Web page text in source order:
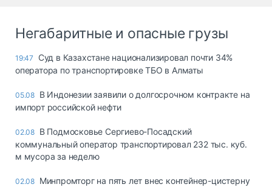
Негабаритные и опасные грузы
19:47
Суд в Казахстане национализировал почти 34%
оператора по транспортировке ТБО в Алматы
05.08 В Индонезии заявили о долгосрочном контракте на
импорт российской нефти
02.08 В Подмосковье Сергиево-Посадский
коммунальный оператор транспортировал 232 тыс. куб.
м мусора за неделю
02.08 Минпромторг на пять лет внес контейнер-цистерну